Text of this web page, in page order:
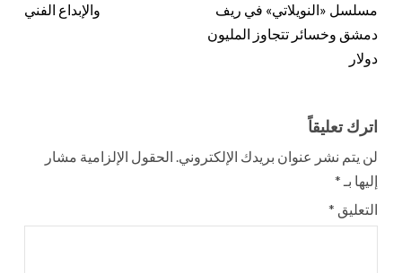
مسلسل «النويلاتي» في ريف
دمشق وخسائر تتجاوز المليون
دولار
والإبداع الفني
اترك تعليقاً
لن يتم نشر عنوان بريدك الإلكتروني. الحقول الإلزامية مشار
إليها بـ *
التعليق *